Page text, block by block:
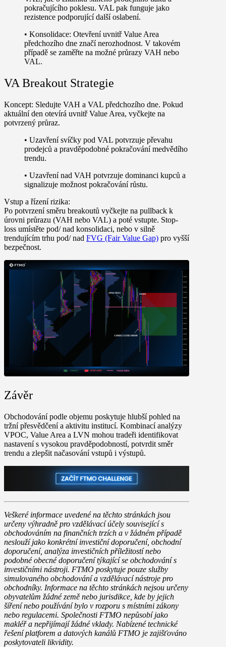
pokračujícího poklesu. VAL pak funguje jako
rezistence podporující další oslabení.
• Konsolidace: Otevření uvnitř Value Area
předchozího dne značí nerozhodnost. V takovém
případě se zaměřte na možné průrazy VAH nebo
VAL.
VA Breakout Strategie
Koncept: Sledujte VAH a VAL předchozího dne. Pokud
aktuální den otevírá uvnitř Value Area, vyčkejte na
potvrzený průraz.
• Uzavření svíčky pod VAL potvrzuje převahu
prodejců a pravděpodobné pokračování medvědího
trendu.
• Uzavření nad VAH potvrzuje dominanci kupců a
signalizuje možnost pokračování růstu.
Vstup a řízení rizika:
Po potvrzení směru breakoutů vyčkejte na pullback k
úrovni průrazu (VAH nebo VAL) a poté vstupte. Stop-
loss umístěte pod/ nad konsolidaci, nebo v silně
trendujícím trhu pod/ nad FVG (Fair Value Gap) pro vyšší
bezpečnost.
Závěr
Obchodování podle objemu poskytuje hlubší pohled na
tržní přesvědčení a aktivitu institucí. Kombinací analýzy
VPOC, Value Area a LVN mohou tradeři identifikovat
nastavení s vysokou pravděpodobností, potvrdit směr
trendu a zlepšit načasování vstupů i výstupů.
Veškeré informace uvedené na těchto stránkách jsou
určeny výhradně pro vzdělávací účely související s
obchodováním na finančních trzích a v žádném případě
neslouží jako konkrétní investiční doporučení, obchodní
doporučení, analýza investičních příležitostí nebo
podobné obecné doporučení týkající se obchodování s
investičními nástroji. FTMO poskytuje pouze služby
simulovaného obchodování a vzdělávací nástroje pro
obchodníky. Informace na těchto stránkách nejsou určeny
obyvatelům žádné země nebo jurisdikce, kde by jejich
šíření nebo používání bylo v rozporu s místními zákony
nebo regulacemi. Společnosti FTMO nepůsobí jako
makléř a nepřijímají žádné vklady. Nabízené technické
řešení platforem a datových kanálů FTMO je zajišťováno
poskytovateli likvidity.